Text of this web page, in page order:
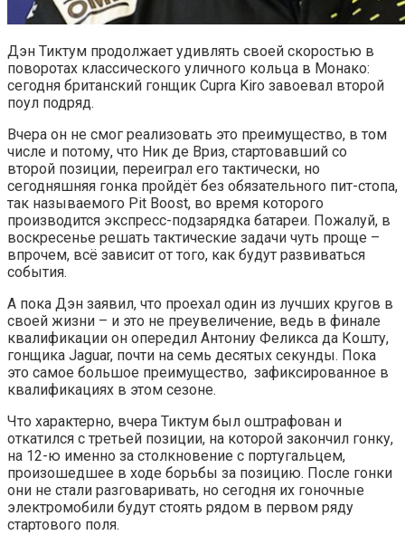
Дэн Тиктум продолжает удивлять своей скоростью в
поворотах классического уличного кольца в Монако:
сегодня британский гонщик Cupra Kiro завоевал второй
поул подряд.
Вчера он не смог реализовать это преимущество, в том
числе и потому, что Ник де Вриз, стартовавший со
второй позиции, переиграл его тактически, но
сегодняшняя гонка пройдёт без обязательного пит-стопа,
так называемого Pit Boost, во время которого
производится экспресс-подзарядка батареи. Пожалуй, в
воскресенье решать тактические задачи чуть проще –
впрочем, всё зависит от того, как будут развиваться
события.
А пока Дэн заявил, что проехал один из лучших кругов в
своей жизни – и это не преувеличение, ведь в финале
квалификации он опередил Антониу Феликса да Кошту,
гонщика Jaguar, почти на семь десятых секунды. Пока
это самое большое преимущество, зафиксированное в
квалификациях в этом сезоне.
Что характерно, вчера Тиктум был оштрафован и
откатился с третьей позиции, на которой закончил гонку,
на 12-ю именно за столкновение с португальцем,
произошедшее в ходе борьбы за позицию. После гонки
они не стали разговаривать, но сегодня их гоночные
электромобили будут стоять рядом в первом ряду
стартового поля.